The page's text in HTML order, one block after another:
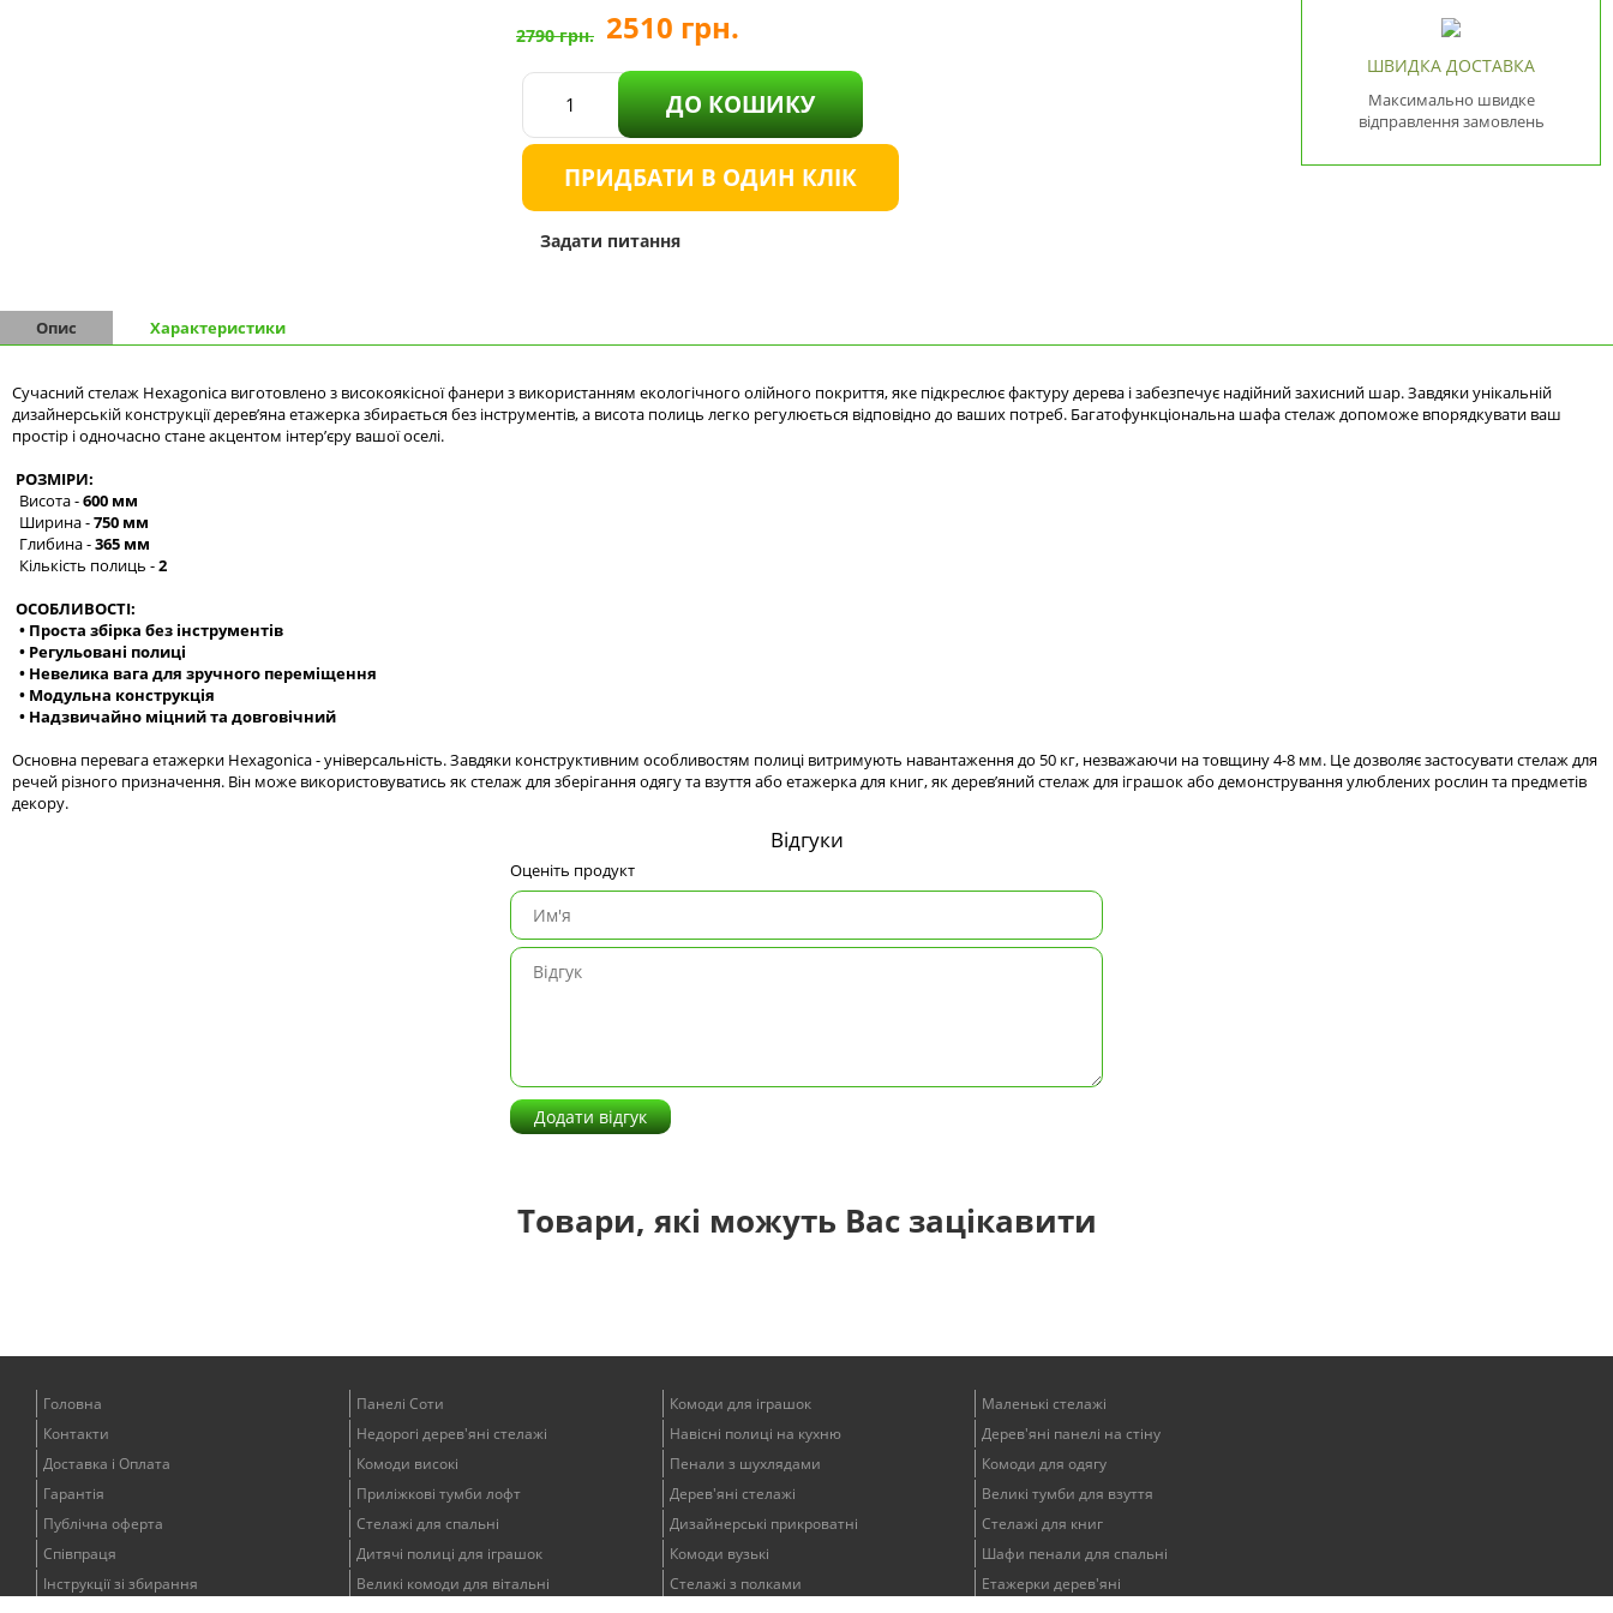
2790грн. 2510 грн.
ДО КОШИКУ
ПРИДБАТИ В ОДИН КЛІК
Задати питання
ШВИДКА ДОСТАВКА
Максимально швидке
відправлення замовлень
Опис Характеристики
Сучасний стелаж Hexagonica виготовлено з високоякісної фанери з використанням екологічного олійного покриття, яке підкреслює фактуру дерева і забезпечує надійний захисний шар. Завдяки унікальній
дизайнерській конструкції дерев’яна етажерка збирається без інструментів, а висота полиць легко регулюється відповідно до ваших потреб. Багатофункціональна шафа стелаж допоможе впорядкувати ваш
простір і одночасно стане акцентом інтер’єру вашої оселі.
РОЗМІРИ:
Висота -600 мм
Ширина -750 мм
Глибина -365 мм
Кількість полиць -2
ОСОБЛИВОСТІ:
• Проста збірка без інструментів
• Регульовані полиці
• Невелика вага для зручного переміщення
• Модульна конструкція
• Надзвичайно міцний та довговічний
Основна перевага етажерки Hexagonica - універсальність. Завдяки конструктивним особливостям полиці витримують навантаження до 50 кг, незважаючи на товщину 4-8 мм. Це дозволяє застосувати стелаж для
речей різного призначення. Він може використовуватись як стелаж для зберігання одягу та взуття або етажерка для книг, як дерев’яний стелаж для іграшок або демонстрування улюблених рослин та предметів
декору.
Відгуки
Оценіть продукт
Додати відгук
Товари, які можуть Вас зацікавити
Головна
Контакти
Доставка і Оплата
Гарантія
Публічна оферта
Співпраця
Інструкції зі збирання
Панелі Соти
Недорогі дерев'яні стелажі
Комоди високі
Приліжкові тумби лофт
Стелажі для спальні
Дитячі полиці для іграшок
Великі комоди для вітальні
Комоди для іграшок
Навісні полиці на кухню
Пенали з шухлядами
Дерев'яні стелажі
Дизайнерські прикроватні
Комоди вузькі
Стелажі з полками
Маленькі стелажі
Дерев'яні панелі на стіну
Комоди для одягу
Великі тумби для взуття
Стелажі для книг
Шафи пенали для спальні
Етажерки дерев'яні